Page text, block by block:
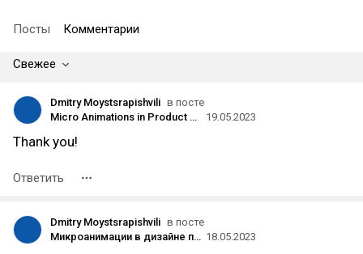
Посты Комментарии
Свежее
Dmitry Moystsrapishvili в посте
Micro Animations in Product Design as a Way to the User's Heart
19.05.2023
Thank you!
Ответить
Dmitry Moystsrapishvili в посте
Микроанимации в дизайне продукта как путь к сердечку пользователя 18.05.2023